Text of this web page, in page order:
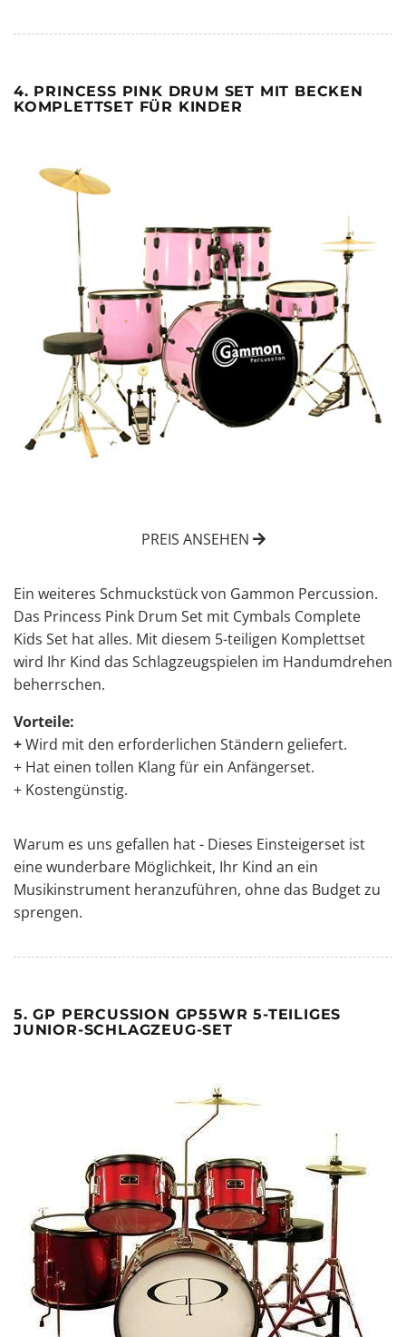
4. PRINCESS PINK DRUM SET MIT BECKEN
KOMPLETTSET FÜR KINDER
PREIS ANSEHEN
Ein weiteres Schmuckstück von Gammon Percussion.
Das Princess Pink Drum Set mit Cymbals Complete
Kids Set hat alles. Mit diesem 5-teiligen Komplettset
wird Ihr Kind das Schlagzeugspielen im Handumdrehen
beherrschen.
Vorteile:
+Wird mit den erforderlichen Ständern geliefert.
+ Hat einen tollen Klang für ein Anfängerset.
+ Kostengünstig.
Warum es uns gefallen hat - Dieses Einsteigerset ist
eine wunderbare Möglichkeit, Ihr Kind an ein
Musikinstrument heranzuführen, ohne das Budget zu
sprengen.
5. GP PERCUSSION GP55WR 5-TEILIGES
JUNIOR-SCHLAGZEUG-SET